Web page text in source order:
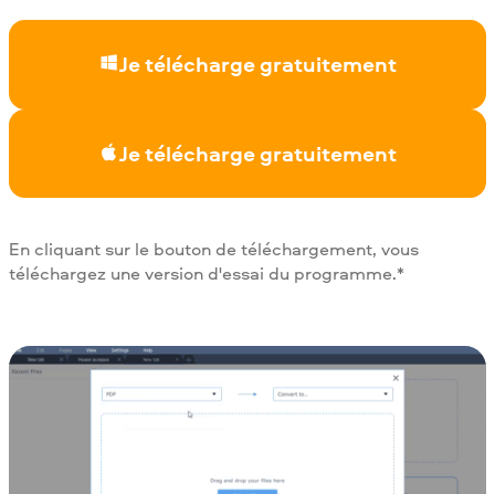
Je télécharge gratuitement
Je télécharge gratuitement
En cliquant sur le bouton de téléchargement, vous
téléchargez une version d'essai du programme.*